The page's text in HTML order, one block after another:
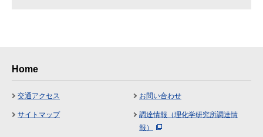
Home
交通アクセス お問い合わせ
サイトマップ
調達情報（理化学研究所調達情
報）